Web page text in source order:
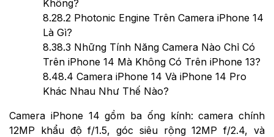
Không?
8.28.2 Photonic Engine Trên Camera iPhone 14
Là Gì?
8.38.3 Những Tính Năng Camera Nào Chỉ Có
Trên iPhone 14 Mà Không Có Trên iPhone 13?
8.48.4 Camera iPhone 14 Và iPhone 14 Pro
Khác Nhau Như Thế Nào?
Camera iPhone 14 gồm ba ống kính: camera chính
12MP khẩu độ f/1.5, góc siêu rộng 12MP f/2.4, và